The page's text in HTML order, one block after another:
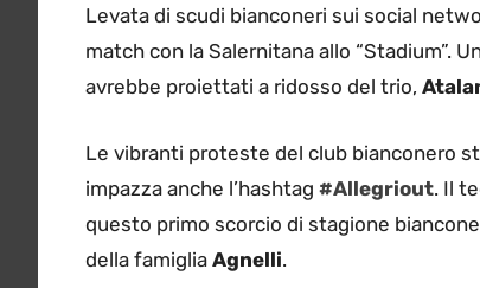
Levata di scudi bianconeri sui social
match con la Salernitana allo “Stadium”.
avrebbe proiettati a ridosso del trio,
Le vibranti proteste del club bianconero
impazza anche l’hashtag #Allegriout. Il
questo primo scorcio di stagione
della famiglia Agnelli.